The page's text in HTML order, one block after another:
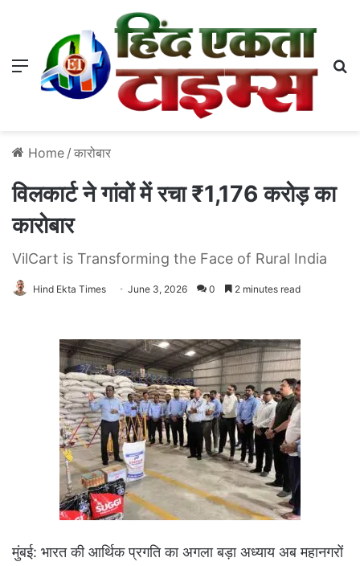
Menu
Home / कारोबार
विलकार्ट ने गांवों में रचा ₹1,176 करोड़ का
कारोबार
VilCart is Transforming the Face of Rural India
Hind Ekta Times June 3, 2026 0 2 minutes read
मुंबई: भारत की आर्थिक प्रगति का अगला बड़ा अध्याय अब महानगरों